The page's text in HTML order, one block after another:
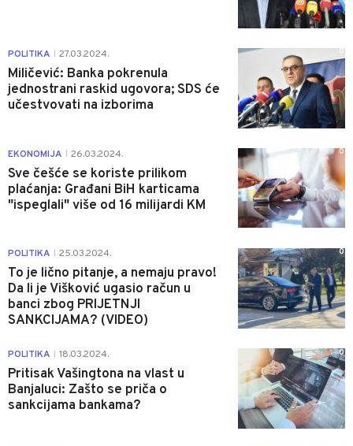
POLITIKA 27.03.2024.
Miličević: Banka pokrenula
jednostrani raskid ugovora; SDS će
učestvovati na izborima
0
EKONOMIJA 26.03.2024.
Sve češće se koriste prilikom
plaćanja: Građani BiH karticama
"ispeglali" više od 16 milijardi KM
0
POLITIKA 25.03.2024.
To je lično pitanje, a nemaju pravo!
Da li je Višković ugasio račun u
banci zbog PRIJETNJI
SANKCIJAMA? (VIDEO)
0
POLITIKA 18.03.2024.
Pritisak Vašingtona na vlast u
Banjaluci: Zašto se priča o
sankcijama bankama?
0